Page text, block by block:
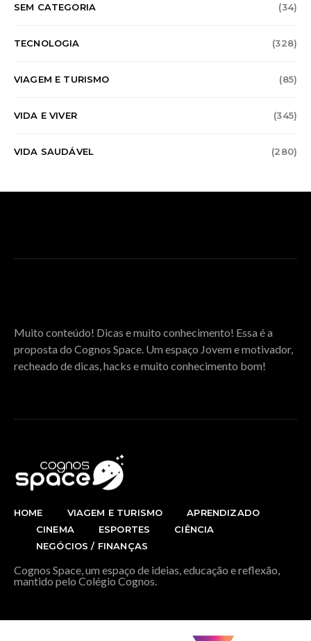
SEM CATEGORIA (34)
TECNOLOGIA (328)
VIAGEM E TURISMO (85)
VIDA E VIVER (345)
VIDA SAUDÁVEL (280)
Muito conteúdo! Dicas e muito conhecimento! Essa é a
proposta do Cognos Space. Um espaço Jovem e motivador,
recheado de dicas, hacks e muito conhecimento bom!
HOME VIAGEM E TURISMO
APRENDIZADO
CINEMA
ESPORTES
CIÊNCIA
NEGÓCIOS / FINANÇAS
Cognos Space, um espaço de ideias, educação e reflexão,
mantido pelo Colégio Cognos.